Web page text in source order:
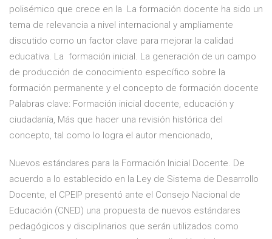
polisémico que crece en la La formación docente ha sido un
tema de relevancia a nivel internacional y ampliamente
discutido como un factor clave para mejorar la calidad
educativa. La formación inicial. La generación de un campo
de producción de conocimiento específico sobre la
formación permanente y el concepto de formación docente
Palabras clave: Formación inicial docente, educación y
ciudadanía, Más que hacer una revisión histórica del
concepto, tal como lo logra el autor mencionado,
Nuevos estándares para la Formación Inicial Docente. De
acuerdo a lo establecido en la Ley de Sistema de Desarrollo
Docente, el CPEIP presentó ante el Consejo Nacional de
Educación (CNED) una propuesta de nuevos estándares
pedagógicos y disciplinarios que serán utilizados como